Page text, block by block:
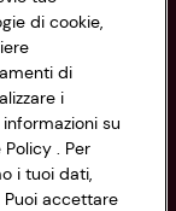
di cookie,
di
i
su
. Per
i tuoi dati,
Puoi accettare